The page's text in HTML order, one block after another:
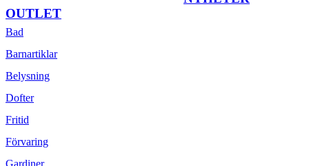
OUTLET
Bad
Barnartiklar
Belysning
Dofter
Fritid
Förvaring
Gardiner